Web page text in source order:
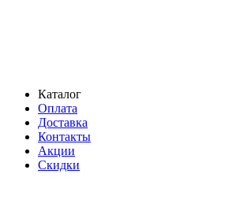
Каталог
Оплата
Доставка
Контакты
Акции
Скидки